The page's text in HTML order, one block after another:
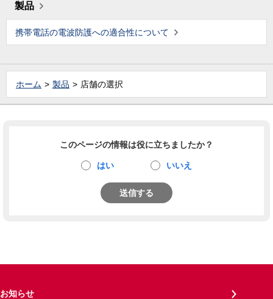
製品
携帯電話の電波防護への適合性について
ホーム 製品 店舗の選択
このページの情報は役に立ちましたか？
はい いいえ
送信する
お知らせ